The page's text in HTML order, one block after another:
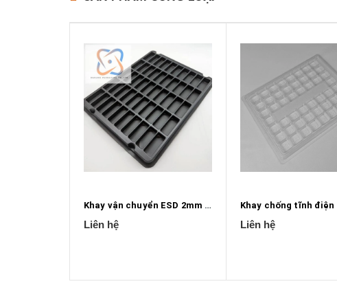
Khay vận chuyển ESD 2mm X 0.75mm
Liên hệ Liên hệ